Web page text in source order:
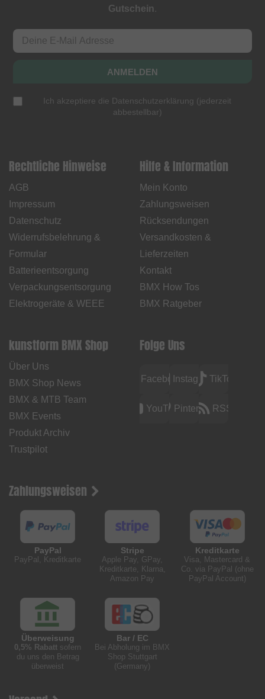
Gutschein.
ANMELDEN
Ich akzeptiere die Datenschutzerklärung (jederzeit
abbestellbar)
Rechtliche Hinweise
AGB
Impressum
Datenschutz
Widerrufsbelehrung &
Formular
Batterieentsorgung
Verpackungsentsorgung
Elektrogeräte & WEEE
Hilfe & Information
Mein Konto
Zahlungsweisen
Rücksendungen
Versandkosten &
Lieferzeiten
Kontakt
BMX How Tos
BMX Ratgeber
kunstform BMX Shop
Über Uns
BMX Shop News
BMX & MTB Team
BMX Events
Produkt Archiv
Trustpilot
Folge Uns
FacebookInstagramTikTok
YouTubePinterest RSS
Zahlungsweisen
PayPal
PayPal, Kreditkarte
Stripe
Apple Pay, GPay,
Kreditkarte, Klarna,
Amazon Pay
Kreditkarte
Visa, Mastercard &
Co. via PayPal (ohne
PayPal Account)
Überweisung
0,5% Rabatt sofern
du uns den Betrag
überweist
Bar / EC
Bei Abholung im BMX
Shop Stuttgart
(Germany)